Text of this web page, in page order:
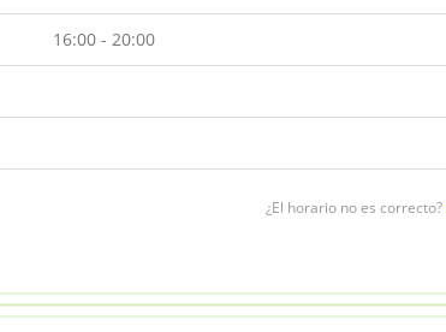
16:00 - 20:00
¿El horario no es correcto?